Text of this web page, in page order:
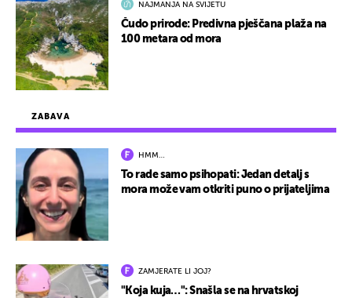
ZABAVA
HMM…
To rade samo psihopati: Jedan detalj s
mora može vam otkriti puno o prijateljima
ZAMJERATE LI JOJ?
"Koja kuja…": Snašla se na hrvatskoj
NAJMANJA NA SVIJETU
Čudo prirode: Predivna pješčana plaža na
100 metara od mora